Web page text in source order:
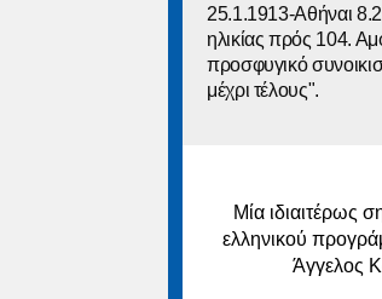
25.1.1913-Αθήναι
ηλικίας πρός 104.
προσφυγικό
μέχρι τέλους".
Μία ιδιαιτέρως
ελληνικού
Άγγελος